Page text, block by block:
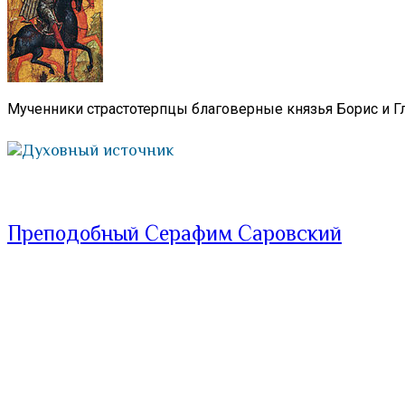
Мученники страстотерпцы благоверные князья Борис и
Духовный источник
Преподобный Серафим Саровский